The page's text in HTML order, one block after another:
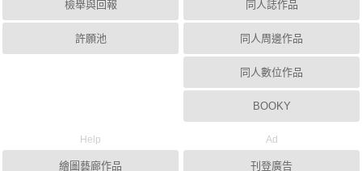
檢舉與回報
許願池
同人誌作品
同人周邊作品
同人數位作品
BOOKY
Help
繪圖藝廊作品
Ad
刊登廣告